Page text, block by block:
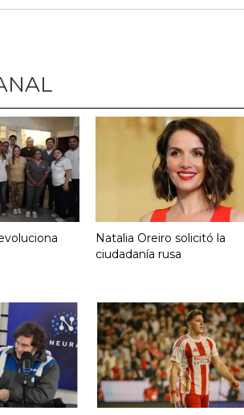
Natalia Oreiro solicitó la
ciudadanía rusa